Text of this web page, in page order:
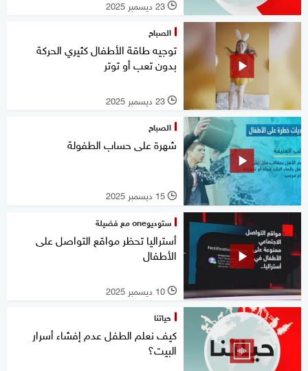
l 23 ديسمبر 2025
الصباح
توجيه طاقة الأطفال كثيري الحركة
بدون تعب أو توتر
l 23 ديسمبر 2025
الصباح
شهرة على حساب الطفولة
l 15 ديسمبر 2025
ستوديوone مع فضيلة
أستراليا تحظر مواقع التواصل على
الأطفال
l 10 ديسمبر 2025
حياتنا
كيف نعلم الطفل عدم إفشاء أسرار
البيت؟